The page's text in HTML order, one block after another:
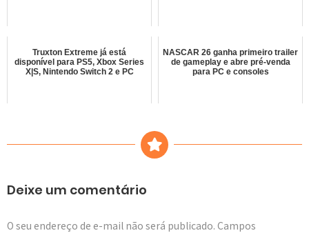
Truxton Extreme já está
disponível para PS5, Xbox Series
X|S, Nintendo Switch 2 e PC
NASCAR 26 ganha primeiro trailer
de gameplay e abre pré-venda
para PC e consoles
Deixe um comentário
O seu endereço de e-mail não será publicado. Campos